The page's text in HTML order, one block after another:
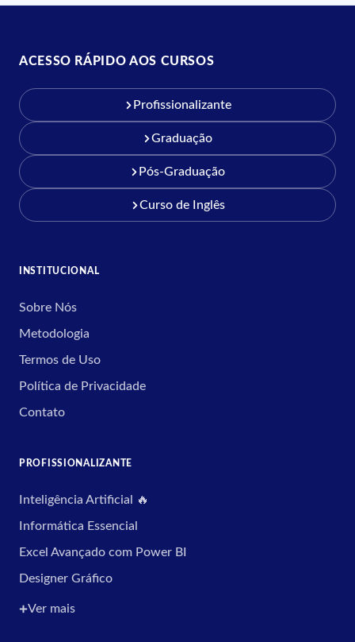
ACESSO RÁPIDO AOS CURSOS
Profissionalizante
Graduação
Pós-Graduação
Curso de Inglês
INSTITUCIONAL
Sobre Nós
Metodologia
Termos de Uso
Política de Privacidade
Contato
PROFISSIONALIZANTE
Inteligência Artificial 🔥
Informática Essencial
Excel Avançado com Power BI
Designer Gráfico
Ver mais